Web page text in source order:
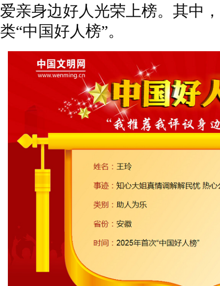
爱亲身边好人光荣上榜。其中
类“中国好人榜”。